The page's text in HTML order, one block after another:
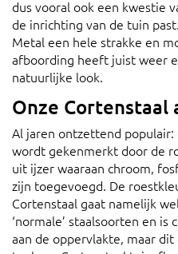
dus vooral ook een kwestie
de inrichting van de tuin
Metal een hele strakke en
afboording heeft juist weer
natuurlijke look.
Onze Cortenstaal
Al jaren ontzettend
wordt gekenmerkt door de
uit ijzer waaraan chroom,
zijn toegevoegd. De
Cortenstaal gaat namelijk
‘normale’ staalsoorten en
aan de oppervlakte, maar